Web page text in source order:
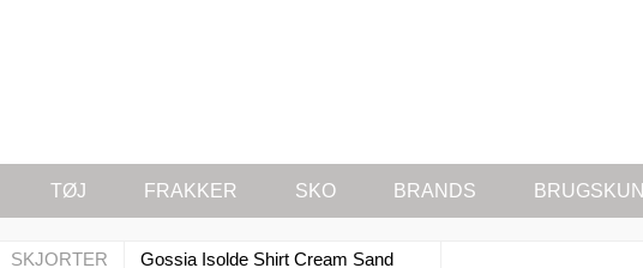
TØJ FRAKKER SKO BRANDS
SKJORTER Gossia Isolde Shirt Cream Sand